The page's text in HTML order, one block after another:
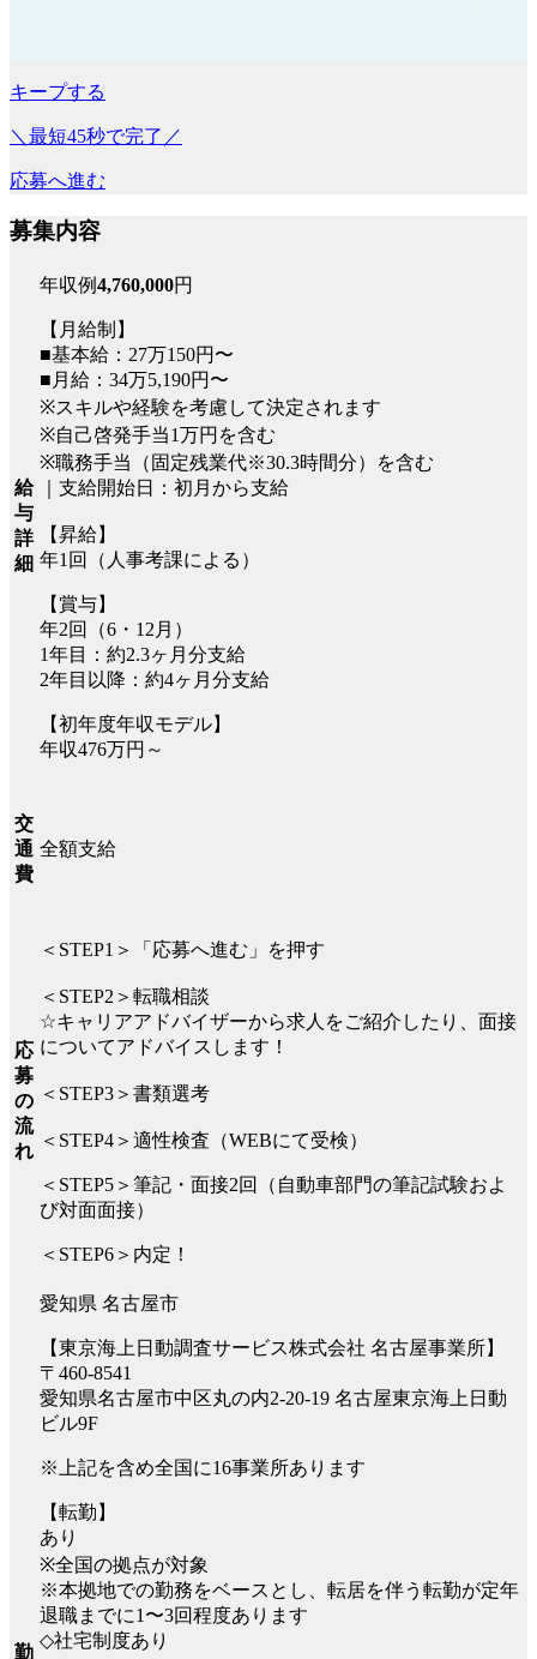
キープする
＼最短45秒で完了／
応募へ進む
募集内容
給
与
詳
細
年収例4,760,000円
【月給制】
■基本給：27万150円〜
■月給：34万5,190円〜
※スキルや経験を考慮して決定されます
※自己啓発手当1万円を含む
※職務手当（固定残業代※30.3時間分）を含む
｜支給開始日：初月から支給
【昇給】
年1回（人事考課による）
【賞与】
年2回（6・12月）
1年目：約2.3ヶ月分支給
2年目以降：約4ヶ月分支給
【初年度年収モデル】
年収476万円～
交
通
費
全額支給
応
募
の
流
れ
＜STEP1＞「応募へ進む」を押す
＜STEP2＞転職相談
☆キャリアアドバイザーから求人をご紹介したり、面接
についてアドバイスします！
＜STEP3＞書類選考
＜STEP4＞適性検査（WEBにて受検）
＜STEP5＞筆記・面接2回（自動車部門の筆記試験およ
び対面面接）
＜STEP6＞内定！
勤
愛知県 名古屋市
【東京海上日動調査サービス株式会社 名古屋事業所】
〒460-8541
愛知県名古屋市中区丸の内2-20-19 名古屋東京海上日動
ビル9F
※上記を含め全国に16事業所あります
【転勤】
あり
※全国の拠点が対象
※本拠地での勤務をベースとし、転居を伴う転勤が定年
退職までに1〜3回程度あります
◇社宅制度あり